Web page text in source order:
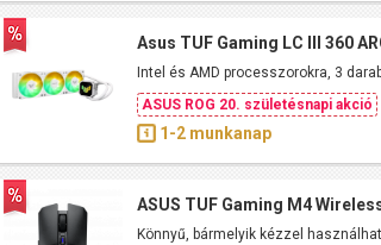
Asus TUF Gaming LC III 360
Intel és AMD processzorokra, 3
ASUS ROG 20. születésnapi akció
1-2 munkanap
ASUS TUF Gaming M4
Könnyű, bármelyik kézzel